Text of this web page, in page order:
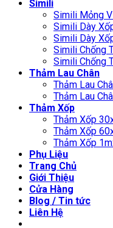
Simili
Simili Mỏng
Simili Dày
Simili Dày
Simili Chống
Simili Chống
Thảm Lau Chân
Thảm Lau
Thảm Lau
Thảm Xốp
Thảm Xốp
Thảm Xốp
Thảm Xốp
Phụ Liệu
Trang Chủ
Giới Thiệu
Cửa Hàng
Blog / Tin tức
Liên Hệ